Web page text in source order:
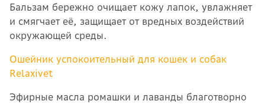
Бальзам бережно очищает кожу лапок, увлажняет
и смягчает её, защищает от вредных воздействий
окружающей среды.
Ошейник успокоительный для кошек и собак
Relaxivet
Эфирные масла ромашки и лаванды благотворно